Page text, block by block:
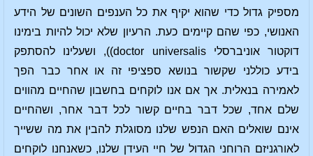
מספיק גדול כדי שהוא יקיף את כל הענפים השונים של הידע
האנושי, כפי שהם קיימים כעת. הרעיון שלא יכול להיות בימינו
דוקטור אוניברסלי doctor universalis)), ושעלינו להסתפק
בידע כוללני שקשור בנושא ספציפי זה או אחר כבר הפך
לאמירה בנאלית. אך אם אנו לוקחים בחשבון שהחיים מהווים
שלם אחד, שכל דבר בחיים קשור לכל דבר אחר, ושהחיים
אינם שואלים האם הנפש שלנו מסוגלת להבין את מה ששייך
לאורגניזם הרוחני הגדול של חיי העידן שלנו, כשאנחנו לוקחים